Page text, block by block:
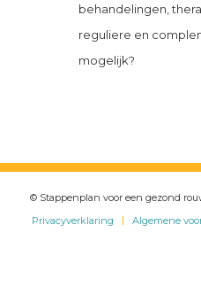
behandelingen,
reguliere en
mogelijk?
© Stappenplan voor een gezond
Privacyverklaring
Algemene